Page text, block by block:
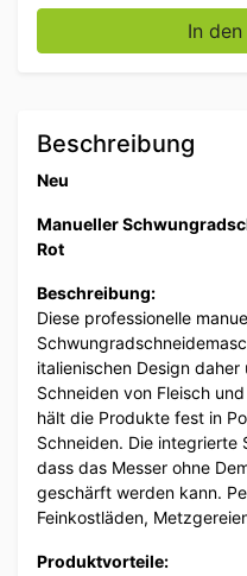
In
Beschreibung
Neu
Manueller
Rot
Beschreibung:
Diese professionelle
italienischen Design
Schneiden von Fleisch
hält die Produkte fest in
Schneiden. Die
dass das Messer ohne
geschärft werden kann.
Feinkostläden,
Produktvorteile: